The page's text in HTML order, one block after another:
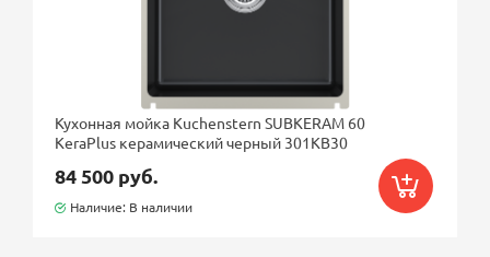
Кухонная мойка Kuchenstern SUBKERAM 60
KeraPlus керамический черный 301KB30
84 500 руб.
Наличие: В наличии